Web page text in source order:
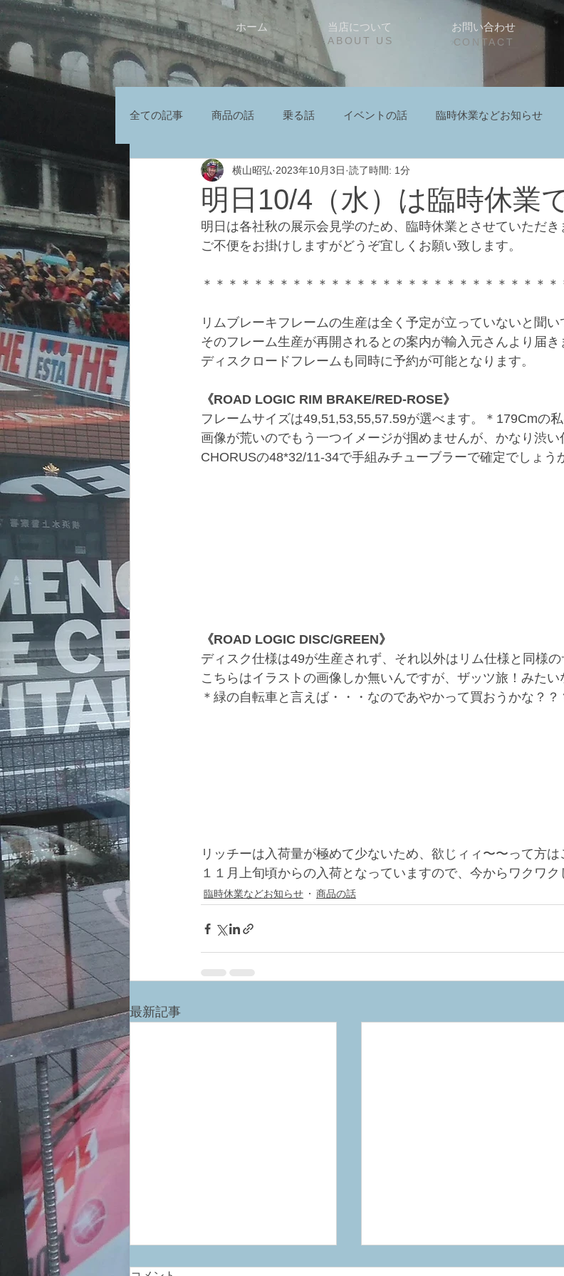
ホーム 当店について お問い合わせ
HOME ABOUT US CONTACT
全ての記事 商品の話 乗る話 イベントの話 臨時休業などお知らせ
明日10/4（水）は臨時休業
横山昭弘 2023年10月3日 読了時間: 1分
明日は各社秋の展示会見学のため、臨時休業とさせていただき
ご不便をお掛けしますがどうぞ宜しくお願い致します。
＊＊＊＊＊＊＊＊＊＊＊＊＊＊＊＊＊＊＊＊＊＊＊＊＊＊＊＊
リムブレーキフレームの生産は全く予定が立っていないと聞
そのフレーム生産が再開されるとの案内が輸入元さんより届き
ディスクロードフレームも同時に予約が可能となります。
《ROAD LOGIC RIM BRAKE/RED-ROSE》
フレームサイズは49,51,53,55,57.59が選べます。＊179Cmの私
画像が荒いのでもう一つイメージが掴めませんが、かなり渋い
CHORUSの48*32/11-34で手組みチューブラーで確定でしょう
《ROAD LOGIC DISC/GREEN》
ディスク仕様は49が生産されず、それ以外はリム仕様と同様の
こちらはイラストの画像しか無いんですが、ザッツ旅！みたい
＊緑の自転車と言えば・・・なのであやかって買おうかな？？
リッチーは入荷量が極めて少ないため、欲じィィ〜〜って方は
１１月上旬頃からの入荷となっていますので、今からワクワク
臨時休業などお知らせ 商品の話
最新記事